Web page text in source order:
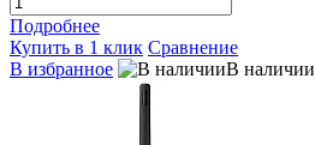
Подробнее
Купить в 1 клик Сравнение
В избранное
В наличии